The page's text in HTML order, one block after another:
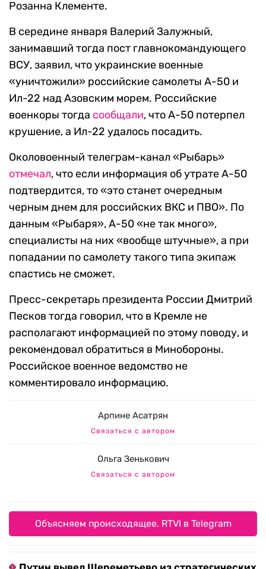
Розанна Клементе.
В середине января Валерий Залужный,
занимавший тогда пост главнокомандующего
ВСУ, заявил, что украинские военные
«уничтожили» российские самолеты А-50 и
Ил-22 над Азовским морем. Российские
военкоры тогда сообщали, что А-50 потерпел
крушение, а Ил-22 удалось посадить.
Околовоенный телеграм-канал «Рыбарь»
отмечал, что если информация об утрате А-50
подтвердится, то «это станет очередным
черным днем для российских ВКС и ПВО». По
данным «Рыбаря», А-50 «не так много»,
специалисты на них «вообще штучные», а при
попадании по самолету такого типа экипаж
спастись не сможет.
Пресс-секретарь президента России Дмитрий
Песков тогда говорил, что в Кремле не
располагают информацией по этому поводу, и
рекомендовал обратиться в Минобороны.
Российское военное ведомство не
комментировало информацию.
Арпине Асатрян
Связаться с автором
Ольга Зенькович
Связаться с автором
Объясняем происходящее. RTVI в Telegram